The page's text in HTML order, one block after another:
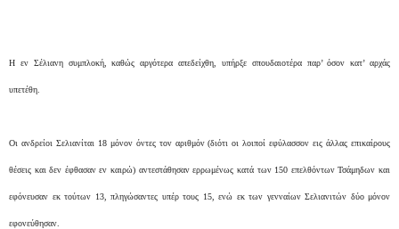
Η εν Σέλιανη συμπλοκή, καθώς αργότερα απεδείχθη, υπήρξε σπουδαιοτέρα παρ’ όσον κατ’ αρχάς
υπετέθη.
Οι ανδρείοι Σελιανίται 18 μόνον όντες τον αριθμόν (διότι οι λοιποί εφύλασσον εις άλλας επικαίρους
θέσεις και δεν έφθασαν εν καιρώ) αντεστάθησαν ερρωμένως κατά των 150 επελθόντων Τσάμηδων και
εφόνευσαν εκ τούτων 13, πληγώσαντες υπέρ τους 15, ενώ εκ των γενναίων Σελιανιτών δύο μόνον
εφονεύθησαν.